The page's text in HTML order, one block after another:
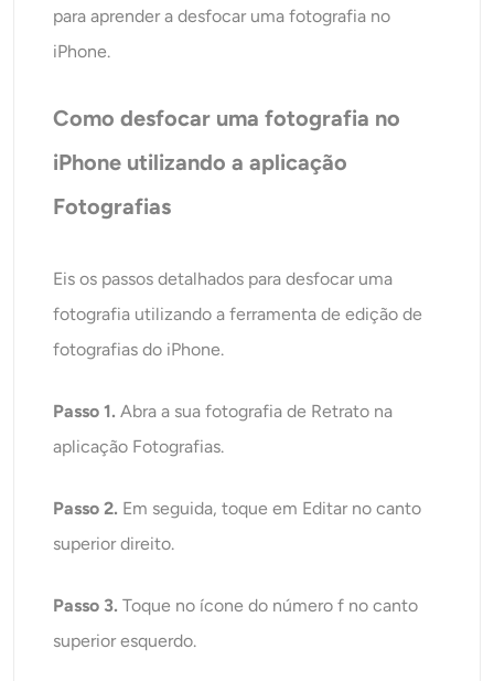
para aprender a desfocar uma fotografia no
iPhone.
Como desfocar uma fotografia no
iPhone utilizando a aplicação
Fotografias
Eis os passos detalhados para desfocar uma
fotografia utilizando a ferramenta de edição de
fotografias do iPhone.
Passo 1.Abra a sua fotografia de Retrato na
aplicação Fotografias.
Passo 2. Em seguida, toque em Editar no canto
superior direito.
Passo 3. Toque no ícone do número f no canto
superior esquerdo.